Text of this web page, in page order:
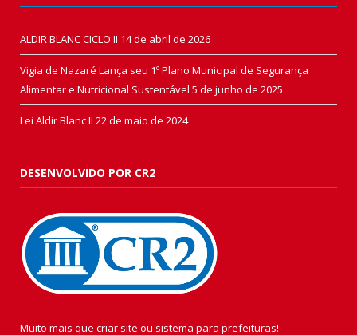
ALDIR BLANC CICLO II 14 de abril de 2026
Vigia de Nazaré Lança seu 1º Plano Municipal de Segurança
Alimentar e Nutricional Sustentável 5 de junho de 2025
Lei Aldir Blanc II 22 de maio de 2024
DESENVOLVIDO POR CR2
Muito mais que criar site ou sistema para prefeituras!